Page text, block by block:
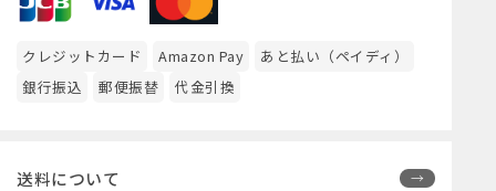
クレジットカード Amazon Pay
あと払い（ペイディ）
銀行振込
郵便振替 代金引換
送料について